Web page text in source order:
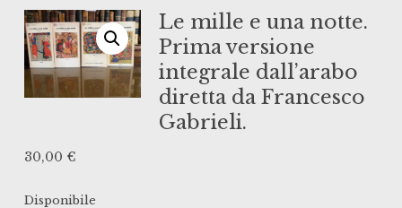
Le mille e una notte.
Prima versione
integrale dall’arabo
diretta da Francesco
Gabrieli.
30,00 €
Disponibile